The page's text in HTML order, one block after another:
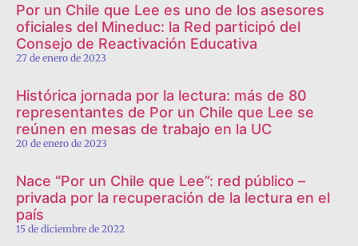
Por un Chile que Lee es uno de los asesores
oficiales del Mineduc: la Red participó del
Consejo de Reactivación Educativa
27 de enero de 2023
Histórica jornada por la lectura: más de 80
representantes de Por un Chile que Lee se
reúnen en mesas de trabajo en la UC
20 de enero de 2023
Nace “Por un Chile que Lee”: red público –
privada por la recuperación de la lectura en el
país
15 de diciembre de 2022